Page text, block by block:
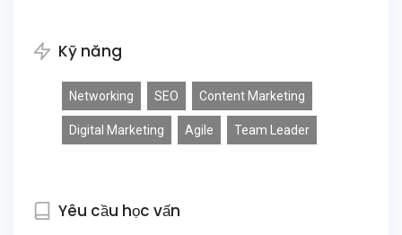
Kỹ năng
Networking SEO Content Marketing
Digital Marketing Agile Team Leader
Yêu cầu học vấn